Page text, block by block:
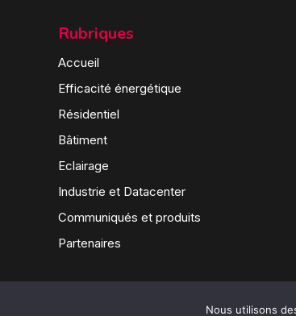
Rubriques
Accueil
Efficacité énergétique
Résidentiel
Bâtiment
Eclairage
Industrie et Datacenter
Communiqués et produits
Partenaires
Nous utilisons